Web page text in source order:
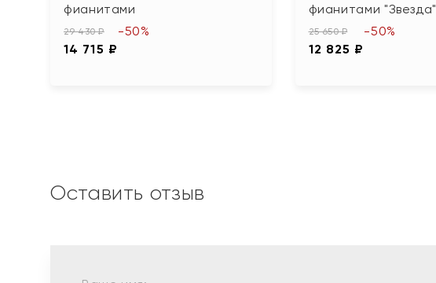
фианитами
29 430 ₽
14 715 ₽
-50%
фианитами "Звезда"
25 650 ₽
12 825 ₽
-50%
Оставить отзыв